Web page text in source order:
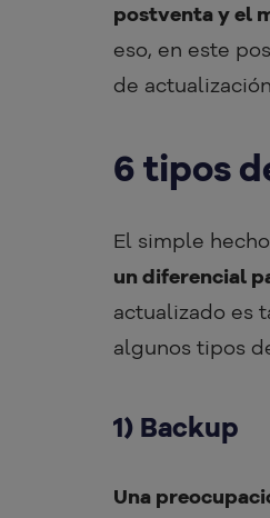
postventa y el
eso, en este
de
6 tipos
El simple
un diferencial
actualizado es
algunos tipos
1) Backup
Una